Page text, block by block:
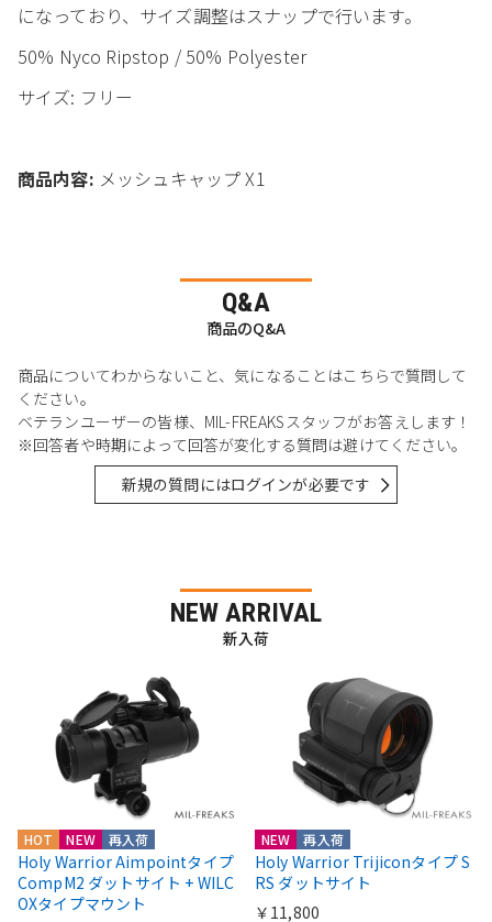
になっており、サイズ調整はスナップで行います。
50% Nyco Ripstop / 50% Polyester
サイズ: フリー
商品内容: メッシュキャップ X1
Q&A
商品のQ&A
商品についてわからないこと、気になることはこちらで質問して
ください。
ベテランユーザーの皆様、MIL-FREAKSスタッフがお答えします！
※回答者や時期によって回答が変化する質問は避けてください。
新規の質問にはログインが必要です
NEW ARRIVAL
新入荷
HOT NEW 再入荷
Holy Warrior Aimpointタイプ
CompM2 ダットサイト + WILC
OXタイプマウント
NEW 再入荷
Holy Warrior Trijiconタイプ S
RS ダットサイト
￥11,800